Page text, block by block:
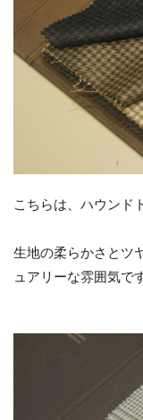
こちらは、ハウンド
生地の柔らかさとツ
ュアリーな雰囲気で